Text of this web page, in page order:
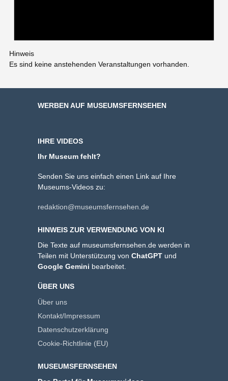
Hinweis
Es sind keine anstehenden Veranstaltungen vorhanden.
WERBEN AUF MUSEUMSFERNSEHEN
IHRE VIDEOS
Ihr Museum fehlt?
Senden Sie uns einfach einen Link auf Ihre
Museums-Videos zu:
redaktion@museumsfernsehen.de
HINWEIS ZUR VERWENDUNG VON KI
Die Texte auf museumsfernsehen.de werden in
Teilen mit Unterstützung von ChatGPT und
Google Gemini bearbeitet.
ÜBER UNS
Über uns
Kontakt/Impressum
Datenschutzerklärung
Cookie-Richtlinie (EU)
MUSEUMSFERNSEHEN